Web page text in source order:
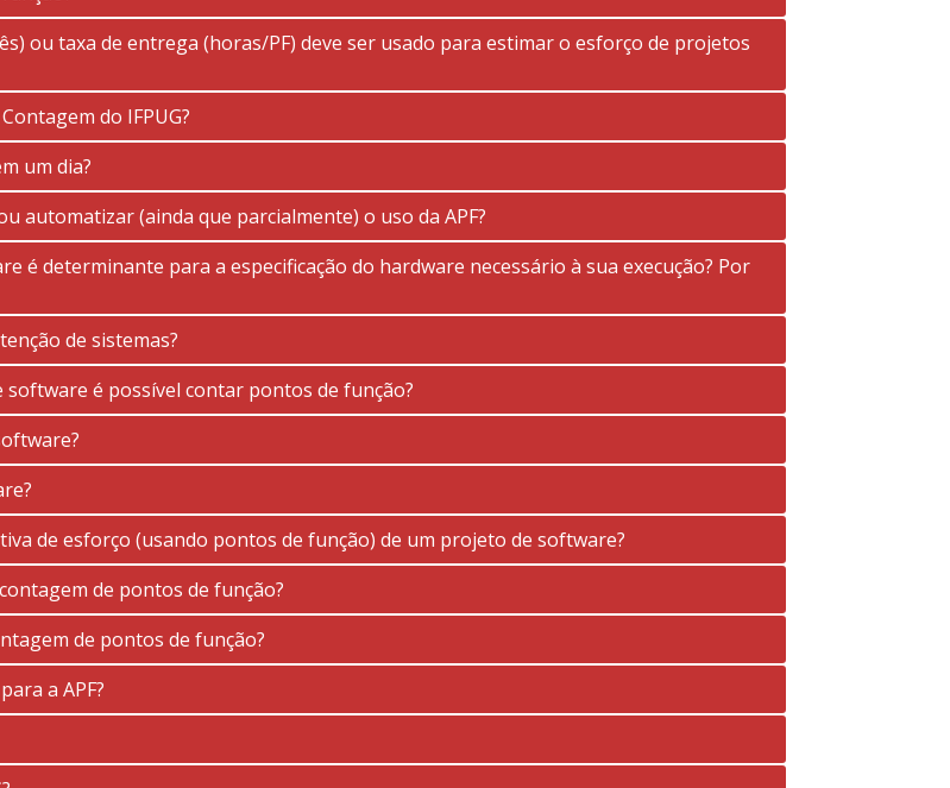
ou taxa de entrega (horas/PF) deve ser usado para estimar o esforço de projetos
do IFPUG?
um dia?
automatizar (ainda que parcialmente) o uso da APF?
é determinante para a especificação do hardware necessário à sua execução? Por
de sistemas?
é possível contar pontos de função?
de esforço (usando pontos de função) de um projeto de software?
de pontos de função?
de pontos de função?
a APF?